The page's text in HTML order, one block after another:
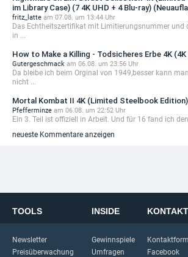
im Library Case) (7 4K UHD + 4 Blu-ray)
fritz_latte am 07.08. um 13:44 Uhr
Das Echtheitszertifikat mit Limitierungsnummer und
in ...
How to Make a Killing - Todsicheres Erbe 4K (4K
Gutergeschmack am 06.08. um 23:56 Uhr
Da bleibe ich beim Orginal von 1949,besser kann
nicht ...
Mortal Kombat II 4K (Limited Steelbook Edition)
Pfefferminze am 06.08. um 22:52 Uhr
Ein 3. Teil ist offiziell in Arbeit. Und für 16 fand ich
neueste Kommentare anzeigen
TOOLS
Newsletter
Preisüberwachung
INSIDE
Gewinnspiele
Umfragen
KONTAKT
Facebook